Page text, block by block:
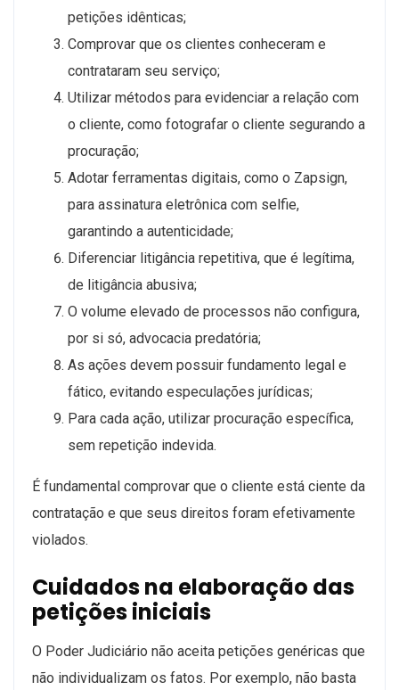
petições idênticas;
Comprovar que os clientes conheceram e
contrataram seu serviço;
Utilizar métodos para evidenciar a relação com
o cliente, como fotografar o cliente segurando a
procuração;
Adotar ferramentas digitais, como o Zapsign,
para assinatura eletrônica com selfie,
garantindo a autenticidade;
Diferenciar litigância repetitiva, que é legítima,
de litigância abusiva;
O volume elevado de processos não configura,
por si só, advocacia predatória;
As ações devem possuir fundamento legal e
fático, evitando especulações jurídicas;
Para cada ação, utilizar procuração específica,
sem repetição indevida.
É fundamental comprovar que o cliente está ciente da
contratação e que seus direitos foram efetivamente
violados.
Cuidados na elaboração das
petições iniciais
O Poder Judiciário não aceita petições genéricas que
não individualizam os fatos. Por exemplo, não basta